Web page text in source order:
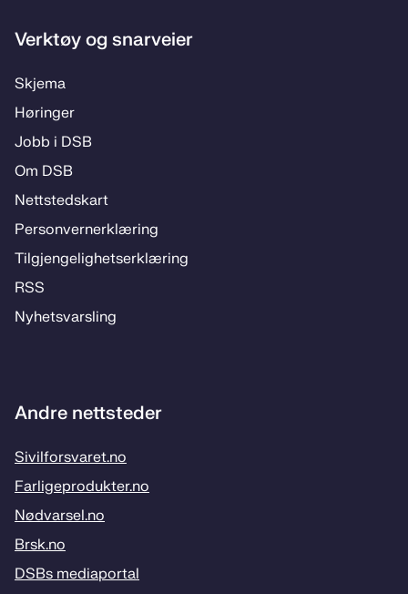
Verktøy og snarveier
Skje­­ma
Hø­rin­­ger
Jobb i DSB
Om DSB
Nett­steds­­kart
Per­­son­ver­n­er­klæ­­ring
Til­­­gjen­­ge­­lig­hets­­er­klæ­­ring
RSS
Ny­hets­­vars­­ling
Andre nettsteder
Sivilforsvaret.no
Farligeprodukter.no
Nødvarsel.no
Brsk.no
DSBs mediaportal